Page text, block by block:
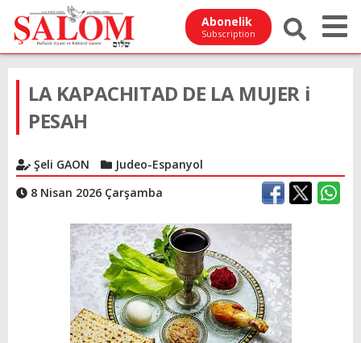
Abonelik
Subscription
LA KAPACHITAD DE LA MUJER i
PESAH
Şeli GAON
Judeo-Espanyol
8 Nisan 2026 Çarşamba